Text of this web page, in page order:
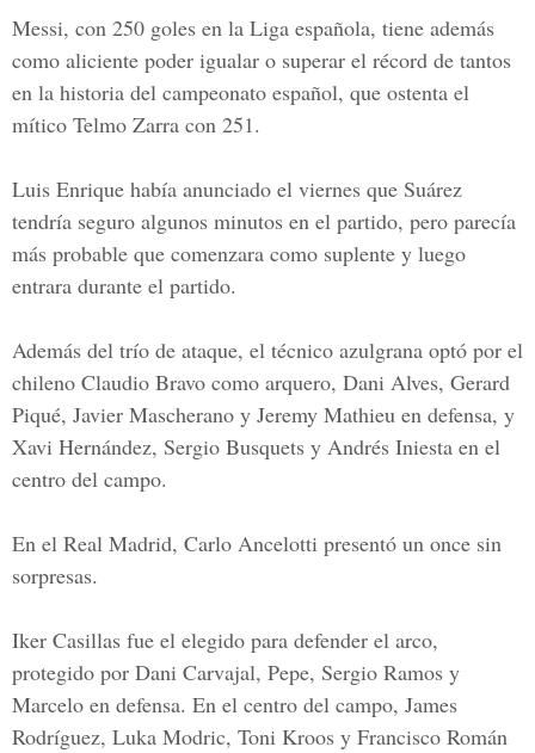
Messi, con 250 goles en la Liga española, tiene además
como aliciente poder igualar o superar el récord de tantos
en la historia del campeonato español, que ostenta el
mítico Telmo Zarra con 251.
Luis Enrique había anunciado el viernes que Suárez
tendría seguro algunos minutos en el partido, pero parecía
más probable que comenzara como suplente y luego
entrara durante el partido.
Además del trío de ataque, el técnico azulgrana optó por el
chileno Claudio Bravo como arquero, Dani Alves, Gerard
Piqué, Javier Mascherano y Jeremy Mathieu en defensa, y
Xavi Hernández, Sergio Busquets y Andrés Iniesta en el
centro del campo.
En el Real Madrid, Carlo Ancelotti presentó un once sin
sorpresas.
Iker Casillas fue el elegido para defender el arco,
protegido por Dani Carvajal, Pepe, Sergio Ramos y
Marcelo en defensa. En el centro del campo, James
Rodríguez, Luka Modric, Toni Kroos y Francisco Román